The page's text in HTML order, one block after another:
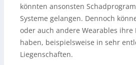
könnten ansonsten
Systeme gelangen. Dennoch
oder auch andere Wearables ihre
haben, beispielsweise in sehr
Liegenschaften.